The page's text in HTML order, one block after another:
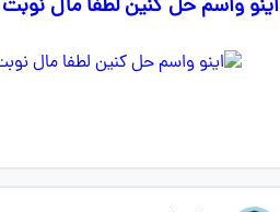
اینو واسم حل کنین لطفا مال